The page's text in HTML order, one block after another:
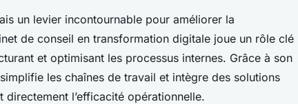
un levier incontournable pour améliorer la
de conseil en transformation digitale joue un rôle clé
et optimisant les processus internes. Grâce à son
les chaînes de travail et intègre des solutions
l’efficacité opérationnelle.